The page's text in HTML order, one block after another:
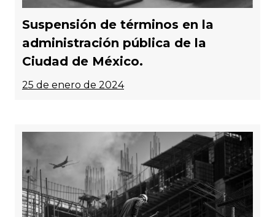
Suspensión de términos en la
administración pública de la
Ciudad de México.
25 de enero de 2024